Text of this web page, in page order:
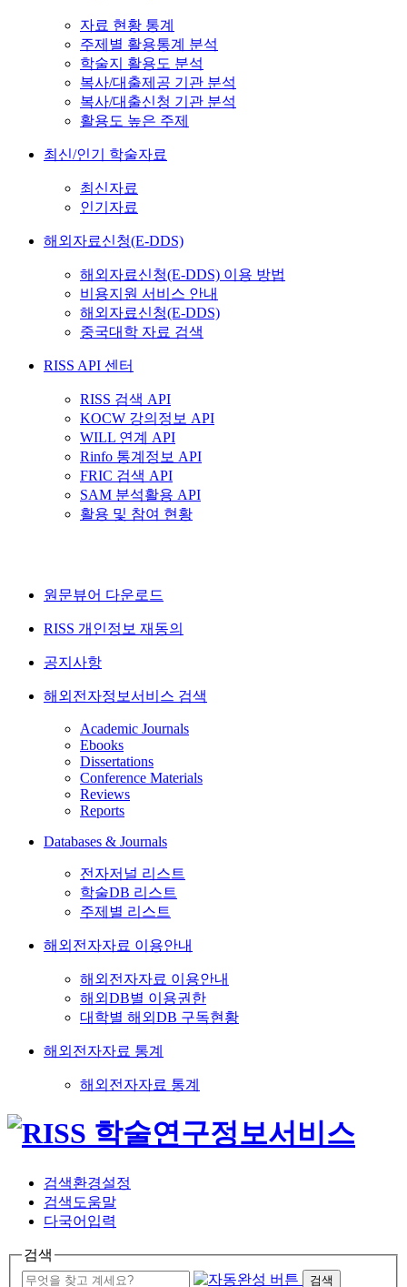
자료 현황 통계
주제별 활용통계 분석
학술지 활용도 분석
복사/대출제공 기관 분석
복사/대출신청 기관 분석
활용도 높은 주제
최신/인기 학술자료
최신자료
인기자료
해외자료신청(E-DDS)
해외자료신청(E-DDS) 이용 방법
비용지원 서비스 안내
해외자료신청(E-DDS)
중국대학 자료 검색
RISS API 센터
RISS 검색 API
KOCW 강의정보 API
WILL 연계 API
Rinfo 통계정보 API
FRIC 검색 API
SAM 분석활용 API
활용 및 참여 현황
원문뷰어 다운로드
RISS 개인정보 재동의
공지사항
해외전자정보서비스 검색
Academic Journals
Ebooks
Dissertations
Conference Materials
Reviews
Reports
Databases & Journals
전자저널 리스트
학술DB 리스트
주제별 리스트
해외전자자료 이용안내
해외전자자료 이용안내
해외DB별 이용권한
대학별 해외DB 구독현황
해외전자자료 통계
해외전자자료 통계
검색환경설정
검색도움말
다국어입력
검색
검색